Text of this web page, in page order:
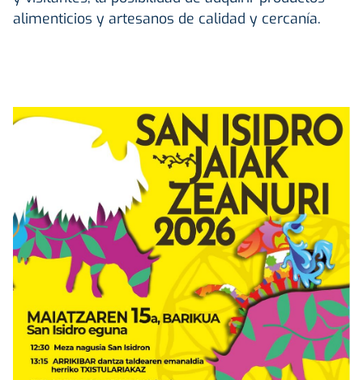
alimenticios y artesanos de calidad y cercanía.